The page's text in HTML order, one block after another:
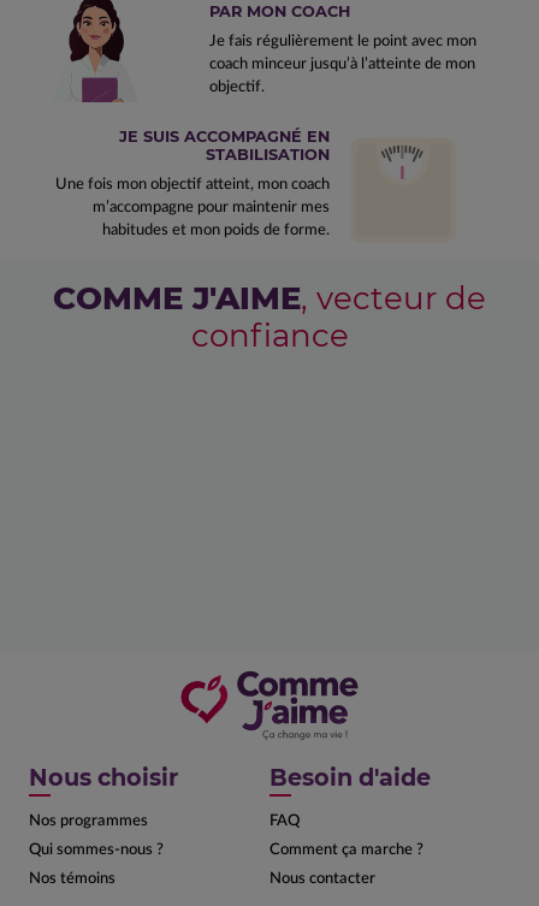
PAR MON COACH
Je fais régulièrement le point avec mon
coach minceur jusqu’à l’atteinte de mon
objectif.
JE SUIS ACCOMPAGNÉ EN
STABILISATION
Une fois mon objectif atteint, mon coach
m’accompagne pour maintenir mes
habitudes et mon poids de forme.
COMME J'AIME, vecteur de
confiance
Nous choisir
Nos programmes
Qui sommes-nous ?
Nos témoins
Besoin d'aide
FAQ
Comment ça marche ?
Nous contacter